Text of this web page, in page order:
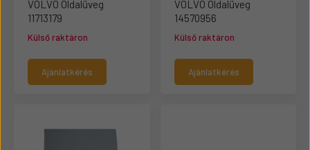
VOLVO Oldalüveg
11713179
Külső raktáron
Ajánlatkérés
VOLVO Oldalüveg
14570956
Külső raktáron
Ajánlatkérés